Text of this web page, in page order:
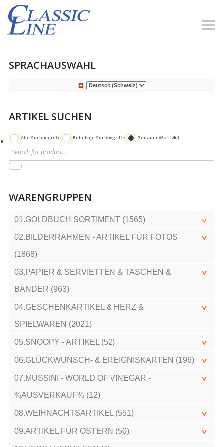
SPRACHAUSWAHL
ARTIKEL SUCHEN
Alle Suchbegriffe Beliebige Suchbegriffe Genauer Wortlaut
WARENGRUPPEN
01.GOLDBUCH SORTIMENT (1565)
02.BILDERRAHMEN - ARTIKEL FÜR FOTOS
(1868)
03.PAPIER & SERVIETTEN & TASCHEN &
BÄNDER (963)
04.GESCHENKARTIKEL & HERZ &
SPIELWAREN (2021)
05.SNOOPY - ARTIKEL (52)
06.GLÜCKWUNSCH- & EREIGNISKARTEN (196)
07.MUSSINI - WORLD OF VINEGAR -
%AUSVERKAUF% (12)
08.WEIHNACHTSARTIKEL (551)
09.ARTIKEL FÜR OSTERN (50)